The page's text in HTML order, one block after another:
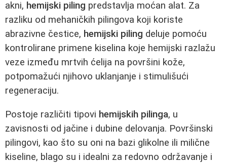
akni, hemijski piling predstavlja moćan alat. Za
razliku od mehaničkih pilingova koji koriste
abrazivne čestice, hemijski piling deluje pomoću
kontrolirane primene kiselina koje hemijski razlažu
veze između mrtvih ćelija na površini kože,
potpomažući njihovo uklanjanje i stimulišući
regeneraciju.
Postoje različiti tipovi hemijskih pilinga, u
zavisnosti od jačine i dubine delovanja. Površinski
pilingovi, kao što su oni na bazi glikolne ili milične
kiseline, blago su i idealni za redovno održavanje i